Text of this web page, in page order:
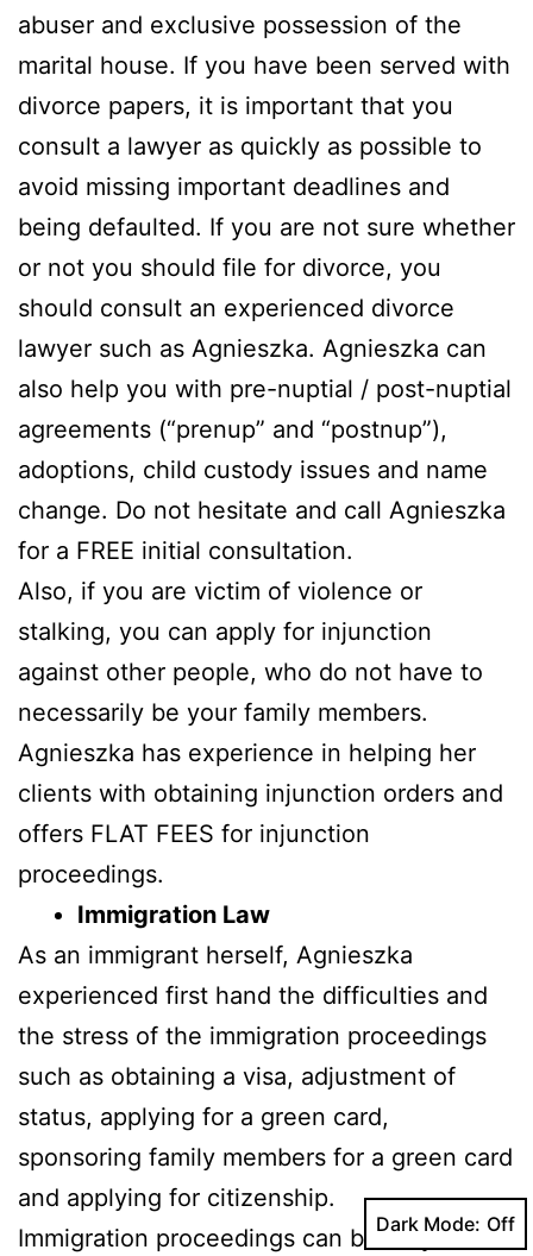
abuser and exclusive possession of the
marital house. If you have been served with
divorce papers, it is important that you
consult a lawyer as quickly as possible to
avoid missing important deadlines and
being defaulted. If you are not sure whether
or not you should file for divorce, you
should consult an experienced divorce
lawyer such as Agnieszka. Agnieszka can
also help you with pre-nuptial / post-nuptial
agreements (“prenup” and “postnup”),
adoptions, child custody issues and name
change. Do not hesitate and call Agnieszka
for a FREE initial consultation.
Also, if you are victim of violence or
stalking, you can apply for injunction
against other people, who do not have to
necessarily be your family members.
Agnieszka has experience in helping her
clients with obtaining injunction orders and
offers FLAT FEES for injunction
proceedings.
Immigration Law
As an immigrant herself, Agnieszka
experienced first hand the difficulties and
the stress of the immigration proceedings
such as obtaining a visa, adjustment of
status, applying for a green card,
sponsoring family members for a green card
and applying for citizenship.
Immigration proceedings can be very
Dark Mode: